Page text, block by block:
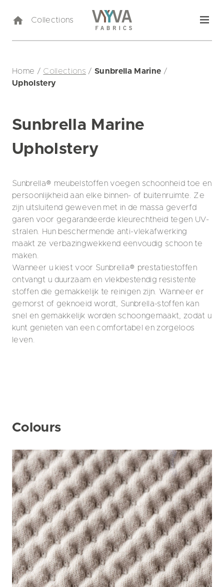
Collections
Home / Collections / Sunbrella Marine /
Upholstery
Sunbrella Marine
Upholstery
Sunbrella® meubelstoffen voegen schoonheid toe en
persoonlijkheid aan elke binnen- of buitenruimte. Ze
zijn uitsluitend geweven met in de massa geverfd
garen voor gegarandeerde kleurechtheid tegen UV-
stralen. Hun beschermende anti-vlekafwerking
maakt ze verbazingwekkend eenvoudig schoon te
maken.
Wanneer u kiest voor Sunbrella® prestatiestoffen
ontvangt u duurzaam en vlekbestendig resistente
stoffen die gemakkelijk te reinigen zijn. Wanneer er
gemorst of geknoeid wordt, Sunbrella-stoffen kan
snel en gemakkelijk worden schoongemaakt, zodat u
kunt genieten van een comfortabel en zorgeloos
leven.
Colours